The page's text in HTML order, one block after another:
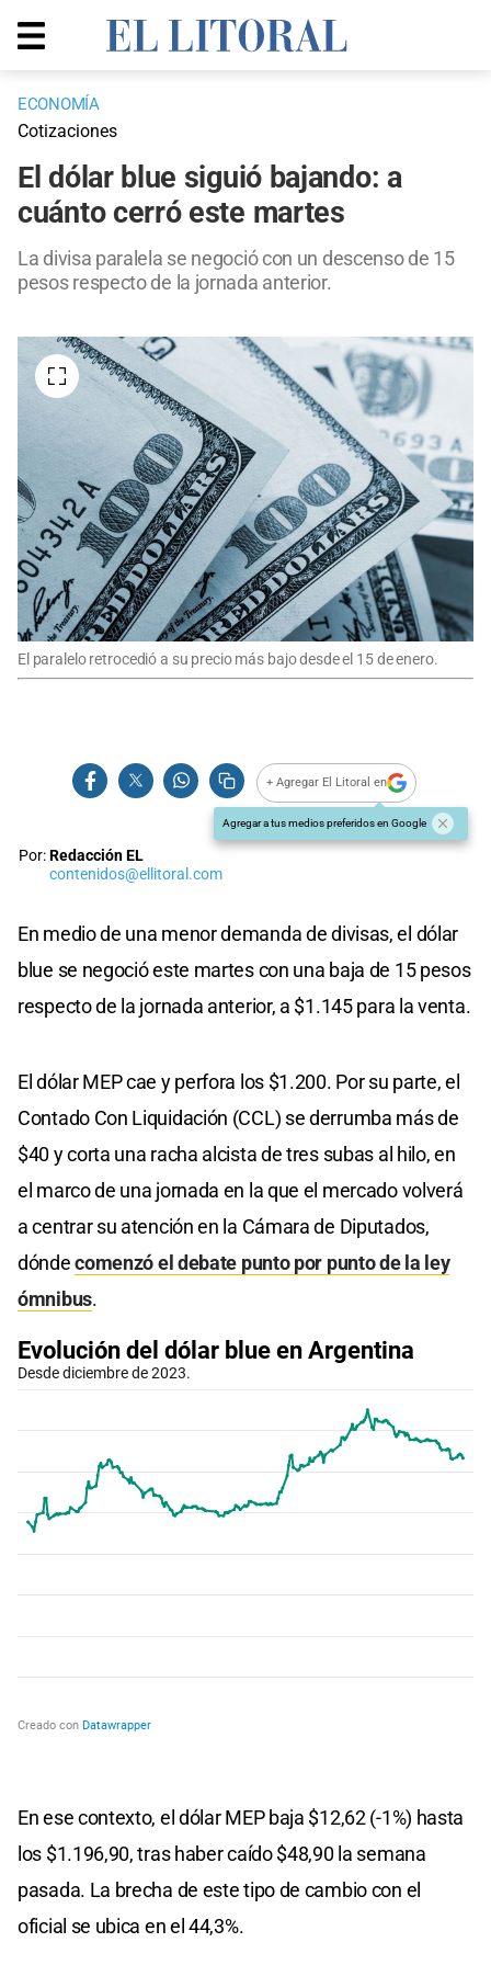
ECONOMÍA
Cotizaciones
El dólar blue siguió bajando: a
cuánto cerró este martes
La divisa paralela se negoció con un descenso de 15
pesos respecto de la jornada anterior.
El paralelo retrocedió a su precio más bajo desde el 15 de enero.
+ Agregar El Litoral en
Agregar a tus medios preferidos en Google
Por:Redacción EL
contenidos@ellitoral.com
En medio de una menor demanda de divisas, el dólar
blue se negoció este martes con una baja de 15 pesos
respecto de la jornada anterior, a $1.145 para la venta.
El dólar MEP cae y perfora los $1.200. Por su parte, el
Contado Con Liquidación (CCL) se derrumba más de
$40 y corta una racha alcista de tres subas al hilo, en
el marco de una jornada en la que el mercado volverá
a centrar su atención en la Cámara de Diputados,
dóndecomenzó el debate punto por punto de la ley
ómnibus.
En ese contexto, el dólar MEP baja $12,62 (-1%) hasta
los $1.196,90, tras haber caído $48,90 la semana
pasada. La brecha de este tipo de cambio con el
oficial se ubica en el 44,3%.